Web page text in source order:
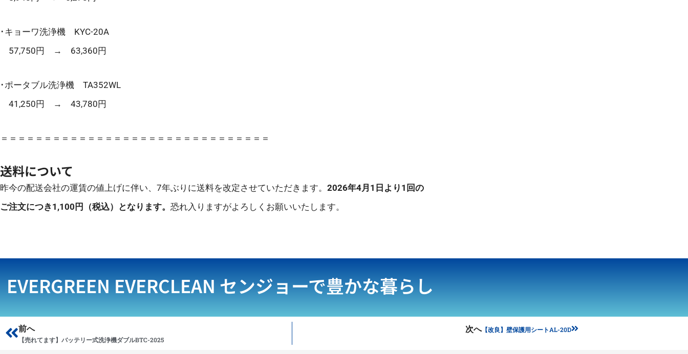
･キョーワ洗浄機 KYC-20A
57,750円 → 63,360円
･ポータブル洗浄機 TA352WL
41,250円 → 43,780円
＝＝＝＝＝＝＝＝＝＝＝＝＝＝＝＝＝＝＝＝＝＝＝＝＝＝＝＝＝＝＝
送料について
昨今の配送会社の運賃の値上げに伴い、7年ぶりに送料を改定させていただきます。 2026年4月1日より1回の
ご注文につき1,100円（税込）となります。 恐れ入りますがよろしくお願いいたします。
EVERGREEN EVERCLEANセンジョーで豊かな暮らし
Prev
前へ
【売れてます】バッテリー式洗浄機ダブルBTC-2025
次へ【改良】壁保護用シートAL-20DNext